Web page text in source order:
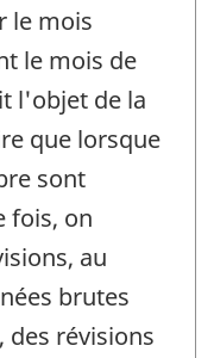
le mois
le mois de
l'objet de la
que lorsque
sont
fois, on
au
brutes
des révisions